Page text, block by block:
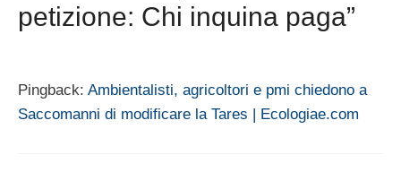
petizione: Chi inquina paga”
Pingback: Ambientalisti, agricoltori e pmi chiedono a
Saccomanni di modificare la Tares | Ecologiae.com